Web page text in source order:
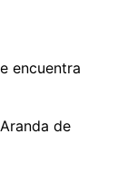
encuentra
de